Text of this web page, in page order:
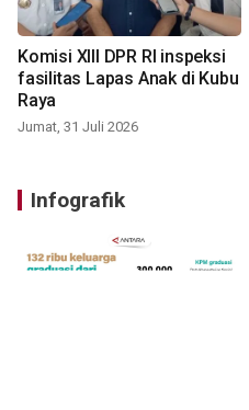
Komisi XIII DPR RI inspeksi
fasilitas Lapas Anak di Kubu
Raya
Jumat, 31 Juli 2026
Infografik